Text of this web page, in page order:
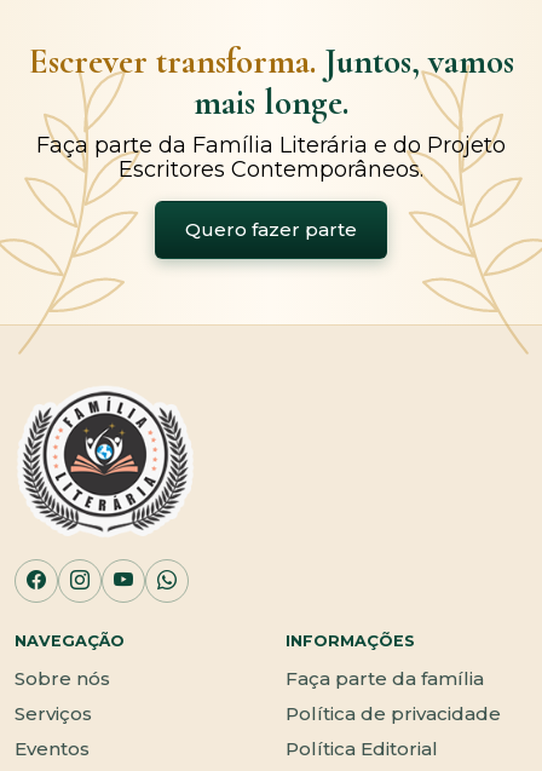
Escrever transforma. Juntos, vamos
mais longe.
Faça parte da Família Literária e do Projeto
Escritores Contemporâneos.
Quero fazer parte
NAVEGAÇÃO
Sobre nós
Serviços
Eventos
INFORMAÇÕES
Faça parte da família
Política de privacidade
Política Editorial